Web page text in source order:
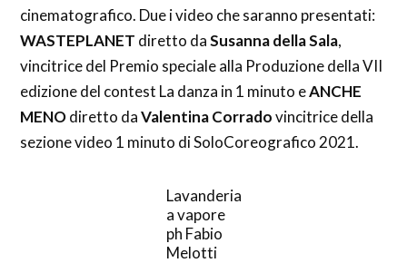
cinematografico. Due i video che saranno presentati:
WASTEPLANET diretto daSusanna della Sala,
vincitrice del Premio speciale alla Produzione della VII
edizione del contest La danza in 1 minuto eANCHE
MENOdiretto daValentina Corradovincitrice della
sezione video 1 minuto di SoloCoreografico 2021.
Lavanderia
a vapore
ph Fabio
Melotti